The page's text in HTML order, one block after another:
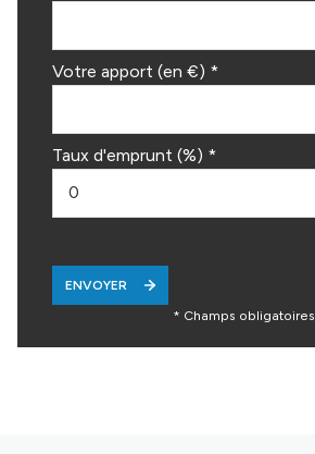
Votre apport (en €) *
Taux d'emprunt (%) *
ENVOYER
* Champs obligatoires